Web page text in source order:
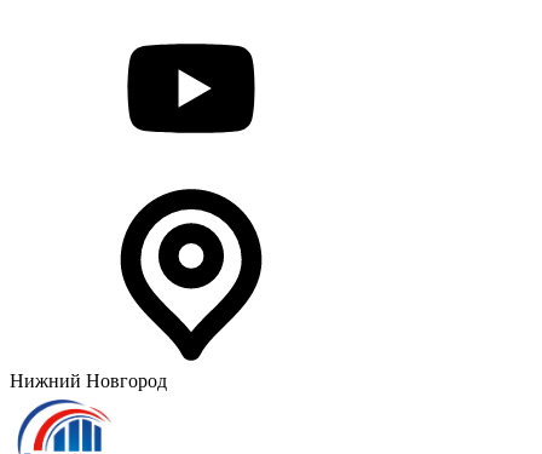
Нижний Новгород